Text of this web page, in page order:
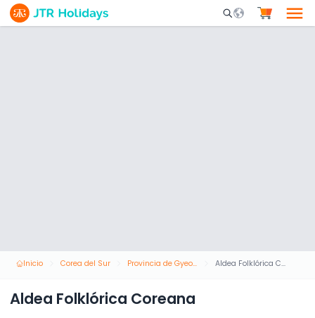
Mobile Search
Inicio Corea del Sur Provincia de Gyeonggi Aldea Folklórica Coreana
Aldea Folklórica Coreana